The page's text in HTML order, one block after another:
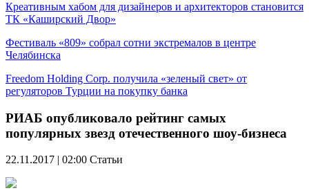
Креативным хабом для дизайнеров и архитекторов становится
ТК «Каширский Двор»
Фестиваль «809» собрал сотни экстремалов в центре
Челябинска
Freedom Holding Corp. получила «зеленый свет» от
регуляторов Турции на покупку банка
РИАБ опубликовало рейтинг самых
популярных звезд отечественного шоу-бизнеса
22.11.2017 | 02:00 Статьи